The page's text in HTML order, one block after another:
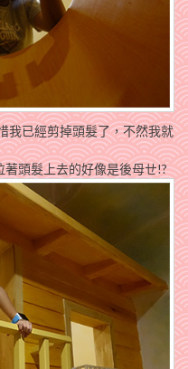
我已經剪掉頭髮了，不然我就
頭髮上去的好像是後母ㄝ!?